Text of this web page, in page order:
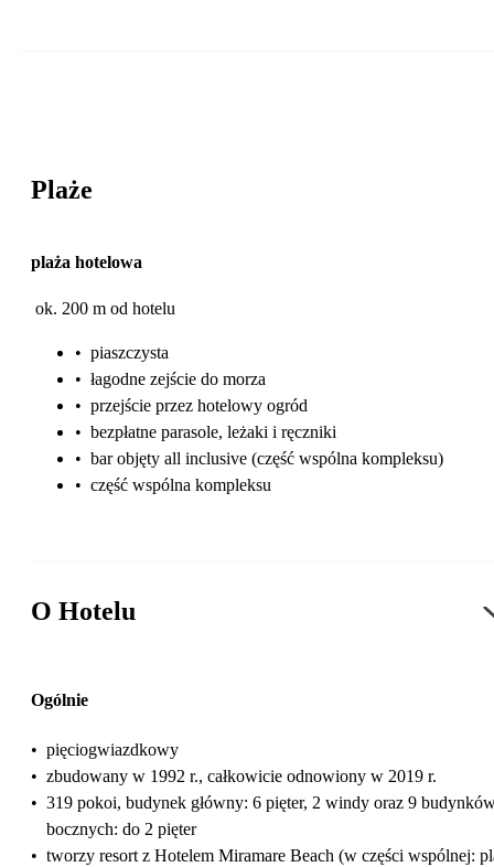
Plaże
plaża hotelowa
ok. 200 m od hotelu
• piaszczysta
• łagodne zejście do morza
• przejście przez hotelowy ogród
• bezpłatne parasole, leżaki i ręczniki
• bar objęty all inclusive (część wspólna kompleksu)
• część wspólna kompleksu
O Hotelu
Ogólnie
• pięciogwiazdkowy
• zbudowany w 1992 r., całkowicie odnowiony w 2019 r.
• 319 pokoi, budynek główny: 6 pięter, 2 windy oraz 9
bocznych: do 2 pięter
• tworzy resort z Hotelem Miramare Beach (w części wspólnej: